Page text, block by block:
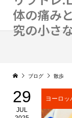
体の痛み
究の小さ
ブログ 散歩
29
JUL
ヨーロッ